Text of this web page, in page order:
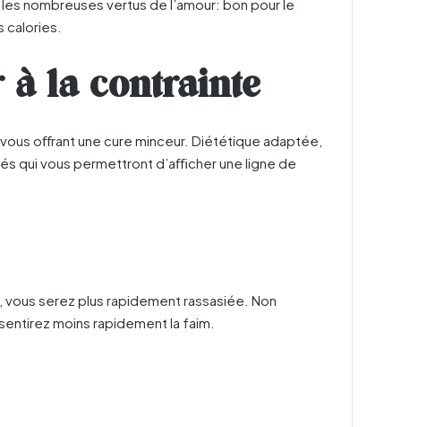
nombreuses vertus de l’amour: bon pour le
la contrainte
oﬀrant une cure minceur. Diététique adaptée,
qui vous permettront d’aﬃcher une ligne de
serez plus rapidement rassasiée. Non
moins rapidement la faim.